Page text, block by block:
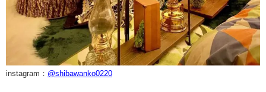
instagram： @shibawanko0220